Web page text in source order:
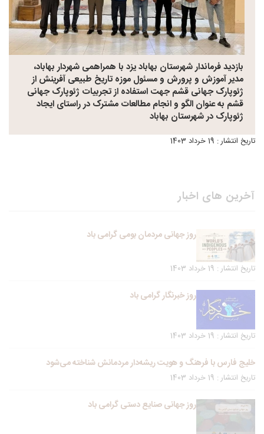
بازدید فرماندار شهرستان بهاباد یزد با همراهمی شهردار بهاباد،
مدیر آموزش و پرورش و مسئول موزه تاریخ طبیعی آفرینش از
ژئوپارک جهانی قشم جهت استفاده از تجربیات ژئوپارک جهانی
قشم به عنوان الگو و انجام مطالعات مشترک در راستای ایجاد
ژئوپارک در شهرستان بهاباد
تاریخ انتشار : 19 خرداد 1403
آخرین های اخبار
روز جهانی مردمان بومی گرامی باد
تاریخ انتشار : 19 خرداد 1403
روز خبرنگار گرامی باد
تاریخ انتشار : 19 خرداد 1403
خلیج فارس با فرهنگ و هویت ریشه‌دار مردمانش شناخته می‌شود
تاریخ انتشار : 19 خرداد 1403
روز جهانی صنایع دستی گرامی باد